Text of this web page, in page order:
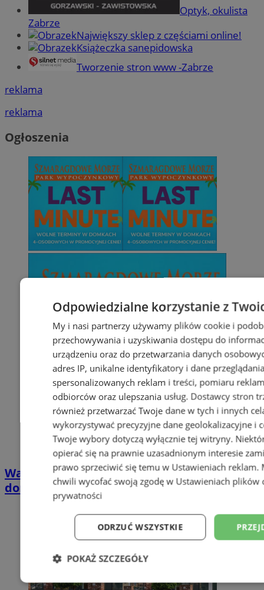
Optyk, okulista
Zabrze
Największy sklep z częściami online!
Książeczka sanepidowska
Tworzenie stron www -Zabrze
reklama
reklama
Ogłoszenia
Wakacyjny wypoczynek nad Bałtykiem w
domkach Szmaragdowe Morze
Odpowiedzialne korzystanie z
My i nasi partnerzy używamy plików cookie i
przechowywania i uzyskiwania dostępu do
urządzeniu oraz do przetwarzania danych
adres IP, unikalne identyfikatory i dane
spersonalizowanych reklam i treści, pomiaru
odbiorców oraz ulepszania usług. Dostawcy stron
również przetwarzać Twoje dane w tych i innych
wykorzystywać precyzyjne dane geolokalizacyjne i
Twoje wybory dotyczą wyłącznie tej witryny.
opierać się na prawnie uzasadnionym interesie
prawo sprzeciwić się temu w Ustawieniach reklam.
chwili wycofać swoją zgodę w Ustawieniach plików
prywatności
ODRZUĆ WSZYSTKIE
POKAŻ SZCZEGÓŁY
Niezbędne Wydajność